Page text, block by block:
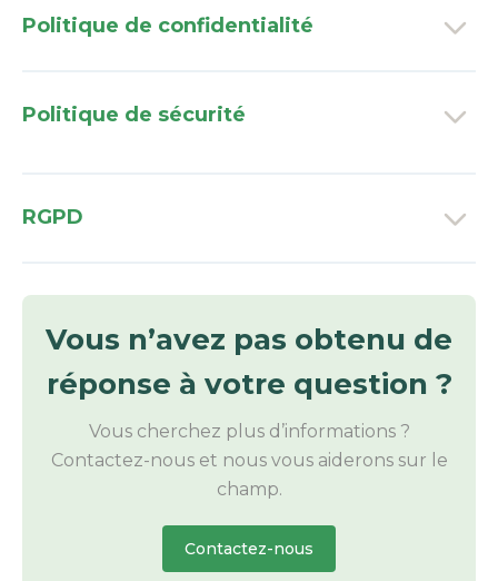
Politique de confidentialité
Politique de sécurité
RGPD
Vous n’avez pas obtenu de
réponse à votre question ?
Vous cherchez plus d’informations ?
Contactez-nous et nous vous aiderons sur le
champ.
Contactez-nous